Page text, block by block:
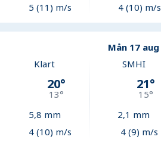
5 (11) m/s
4 (10) m/s
Mån 17 aug
Klart
20°
13°
5,8 mm
4 (10) m/s
SMHI
21°
15°
2,1 mm
4 (9) m/s